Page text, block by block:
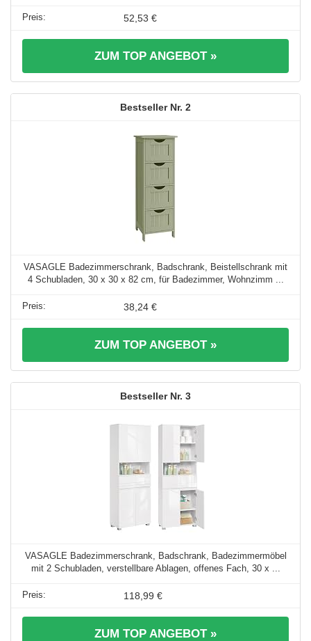
52,53 €
ZUM TOP ANGEBOT »
2
VASAGLE Badezimmerschrank, Badschrank, Beistellschrank mit
4 Schubladen, 30 x 30 x 82 cm, für Badezimmer, Wohnzimm ...
38,24 €
ZUM TOP ANGEBOT »
3
VASAGLE Badezimmerschrank, Badschrank, Badezimmermöbel
mit 2 Schubladen, verstellbare Ablagen, offenes Fach, 30 x ...
118,99 €
ZUM TOP ANGEBOT »